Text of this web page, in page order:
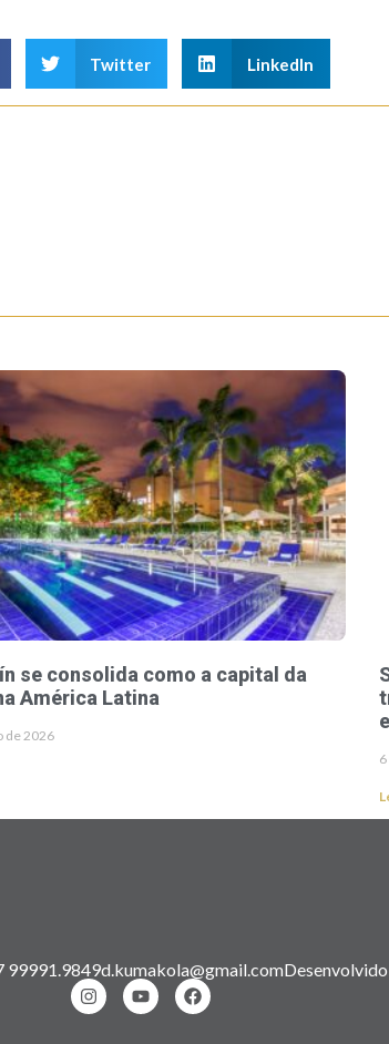
Twitter LinkedIn
se consolida como a capital da
América Latina
de 2026
99991.9849d.kumakola@gmail.com